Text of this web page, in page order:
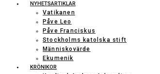
NYHETSARTIKLAR
Vatikanen
Påve Leo
Påve Franciskus
Stockholms katolska stift
Människovärde
Ekumenik
KRÖNIKOR